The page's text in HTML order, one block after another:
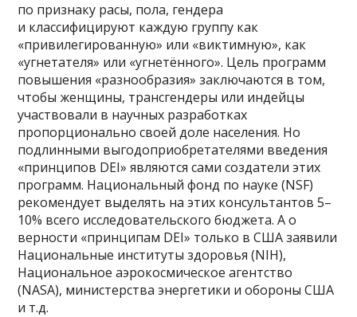
по признаку расы, пола, гендера
и классифицируют каждую группу как
«привилегированную» или «виктимную», как
«угнетателя» или «угнетённого». Цель программ
повышения «разнообразия» заключаются в том,
чтобы женщины, трансгендеры или индейцы
участвовали в научных разработках
пропорционально своей доле населения. Но
подлинными выгодоприобретателями введения
«принципов DEI» являются сами создатели этих
программ. Национальный фонд по науке (NSF)
рекомендует выделять на этих консультантов 5–
10% всего исследовательского бюджета. А о
верности «принципам DEI» только в США заявили
Национальные институты здоровья (NIH),
Национальное аэрокосмическое агентство
(NASA), министерства энергетики и обороны США
и т.д.